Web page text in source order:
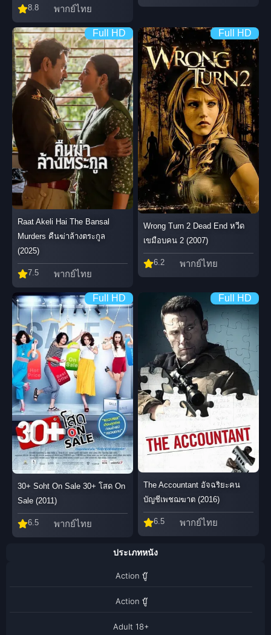
8.8 พากย์ไทย
Full HD
Raat Akeli Hai The Bansal
Murders คืนฆ่าล้างตระกูล
(2025)
7.5 พากย์ไทย
Full HD
Wrong Turn 2 Dead End หวีด
เขมือบคน 2 (2007)
6.2 พากย์ไทย
Full HD
30+ Soht On Sale 30+ โสด On
Sale (2011)
6.5 พากย์ไทย
Full HD
The Accountant อัจฉริยะคน
บัญชีเพชฌฆาต (2016)
6.5 พากย์ไทย
ประเภทหนัง
Action บู๊
Action บู๊
Adult 18+